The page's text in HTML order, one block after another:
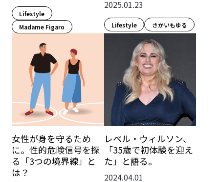
Lifestyle​
Madame Figaro
2025.01.23
Lifestyle​ さかいもゆる
女性が身を守るため
に。性的危険信号を探
る「3つの境界線」と
は？
レベル・ウィルソン、
「35歳で初体験を迎え
た」と語る。
2024.04.01